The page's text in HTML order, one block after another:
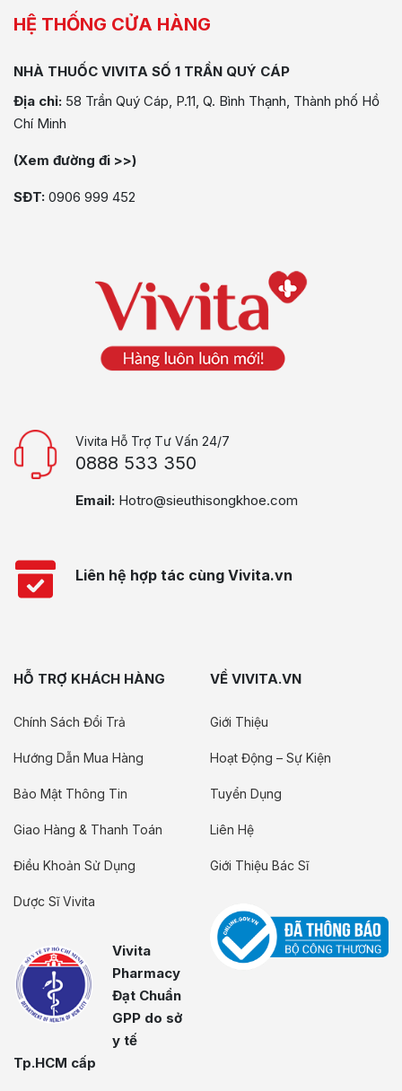
HỆ THỐNG CỬA HÀNG
NHÀ THUỐC VIVITA SỐ 1 TRẦN QUÝ CÁP
Địa chỉ: 58 Trần Quý Cáp, P.11, Q. Bình Thạnh, Thành phố Hồ
Chí Minh
(Xem đường đi >>)
SĐT: 0906 999 452
Vivita Hỗ Trợ Tư Vấn 24/7
0888 533 350
Email: Hotro@sieuthisongkhoe.com
Liên hệ hợp tác cùng Vivita.vn
HỖ TRỢ KHÁCH HÀNG
Chính Sách Đổi Trả
Hướng Dẫn Mua Hàng
Bảo Mật Thông Tin
Giao Hàng & Thanh Toán
Điều Khoản Sử Dụng
Dược Sĩ Vivita
Vivita
Pharmacy
Đạt Chuẩn
GPP do sở
y tế
Tp.HCM cấp
VỀ VIVITA.VN
Giới Thiệu
Hoạt Động – Sự Kiện
Tuyển Dụng
Liên Hệ
Giới Thiệu Bác Sĩ